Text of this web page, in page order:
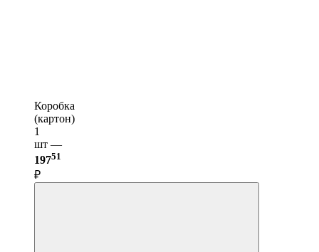
Коробка
(картон)
1
шт —
19751
₽